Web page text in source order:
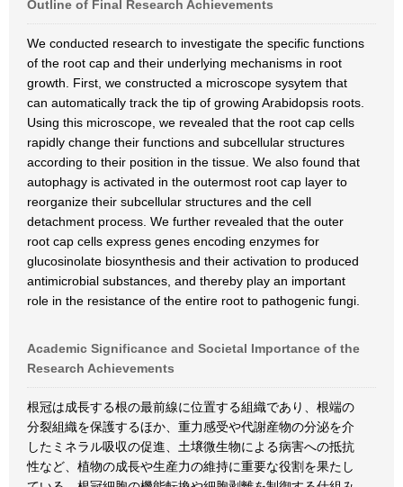
Outline of Final Research Achievements
We conducted research to investigate the specific functions
of the root cap and their underlying mechanisms in root
growth. First, we constructed a microscope sysytem that
can automatically track the tip of growing Arabidopsis roots.
Using this microscope, we revealed that the root cap cells
rapidly change their functions and subcellular structures
according to their position in the tissue. We also found that
autophagy is activated in the outermost root cap layer to
reorganize their subcellular structures and the cell
detachment process. We further revealed that the outer
root cap cells express genes encoding enzymes for
glucosinolate biosynthesis and their activation to produced
antimicrobial substances, and thereby play an important
role in the resistance of the entire root to pathogenic fungi.
Academic Significance and Societal Importance of the
Research Achievements
根冠は成長する根の最前線に位置する組織であり、根端の
分裂組織を保護するほか、重力感受や代謝産物の分泌を介
したミネラル吸収の促進、土壌微生物による病害への抵抗
性など、植物の成長や生産力の維持に重要な役割を果たし